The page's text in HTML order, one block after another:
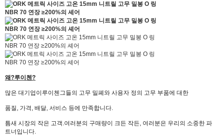
왜?루이첸?
많은 대기업이 루이첸그들의 고무 밀폐와 사용자 정의 고무 부품에 대한
품질, 가격, 배달, 서비스 등에 만족합니다.
틈새 시장의 작은 고객.여러분의 구매량이 크든 작든, 여러분은 우리의 소중한 파
트너입니다.